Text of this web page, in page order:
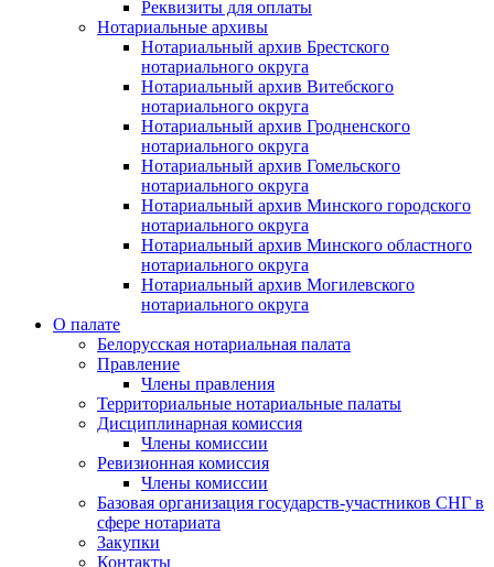
Реквизиты для оплаты
Нотариальные архивы
Нотариальный архив Брестского
нотариального округа
Нотариальный архив Витебского
нотариального округа
Нотариальный архив Гродненского
нотариального округа
Нотариальный архив Гомельского
нотариального округа
Нотариальный архив Минского городского
нотариального округа
Нотариальный архив Минского областного
нотариального округа
Нотариальный архив Могилевского
нотариального округа
О палате
Белорусская нотариальная палата
Правление
Члены правления
Территориальные нотариальные палаты
Дисциплинарная комиссия
Члены комиссии
Ревизионная комиссия
Члены комиссии
Базовая организация государств-участников СНГ в
сфере нотариата
Закупки
Контакты